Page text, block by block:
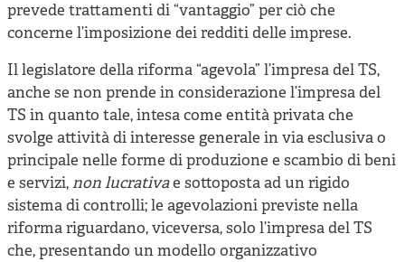
prevede trattamenti di “vantaggio” per ciò che
concerne l’imposizione dei redditi delle imprese.
Il legislatore della riforma “agevola” l’impresa del TS,
anche se non prende in considerazione l’impresa del
TS in quanto tale, intesa come entità privata che
svolge attività di interesse generale in via esclusiva o
principale nelle forme di produzione e scambio di beni
e servizi,non lucrativae sottoposta ad un rigido
sistema di controlli; le agevolazioni previste nella
riforma riguardano, viceversa, solo l’impresa del TS
che, presentando un modello organizzativo